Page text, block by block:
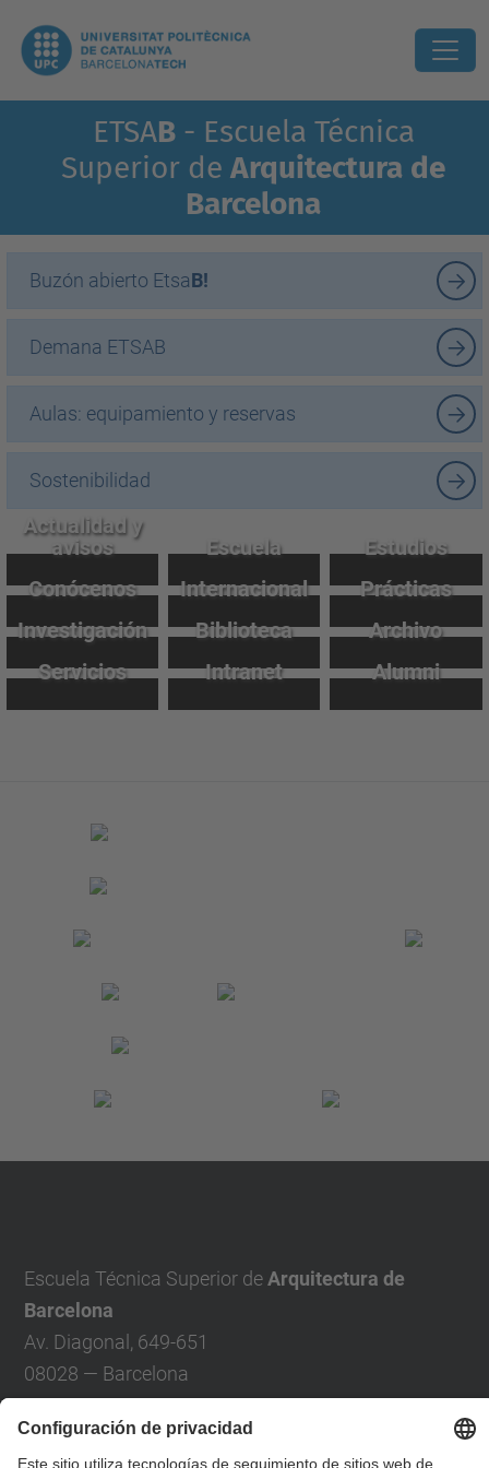
ETSAB- Escuela Técnica
Superior de Arquitectura de
Barcelona
Buzón abierto EtsaB!
Demana ETSAB
Aulas: equipamiento y reservas
Sostenibilidad
Actualidad y
avisos
Escuela
Estudios
Conócenos
Internacional
Prácticas
Investigación
Biblioteca
Archivo
Servicios
Intranet Alumni
Escuela Técnica Superior deArquitectura de
Barcelona
Av. Diagonal, 649-651
08028 — Barcelona
Teléfono: +34 93 401 6333